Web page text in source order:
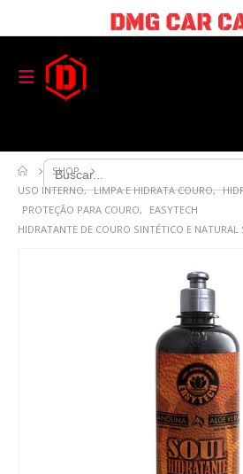
Search
for:
SHOP
USO INTERNO, LIMPA E HIDRATA COURO,
PROTEÇÃO PARA COURO,
EASYTECH
HIDRATANTE DE COURO SINTÉTICO E